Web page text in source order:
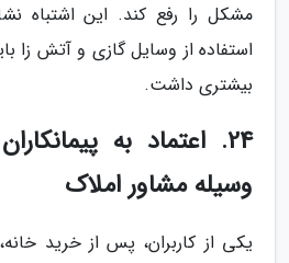
مشکل را رفع کند. این اشتباه
استفاده از وسایل گازی و آتش زا
بیشتری داشت.
24. اعتماد به
وسیله مشاور املاک
یکی از کاربران، پس از خرید